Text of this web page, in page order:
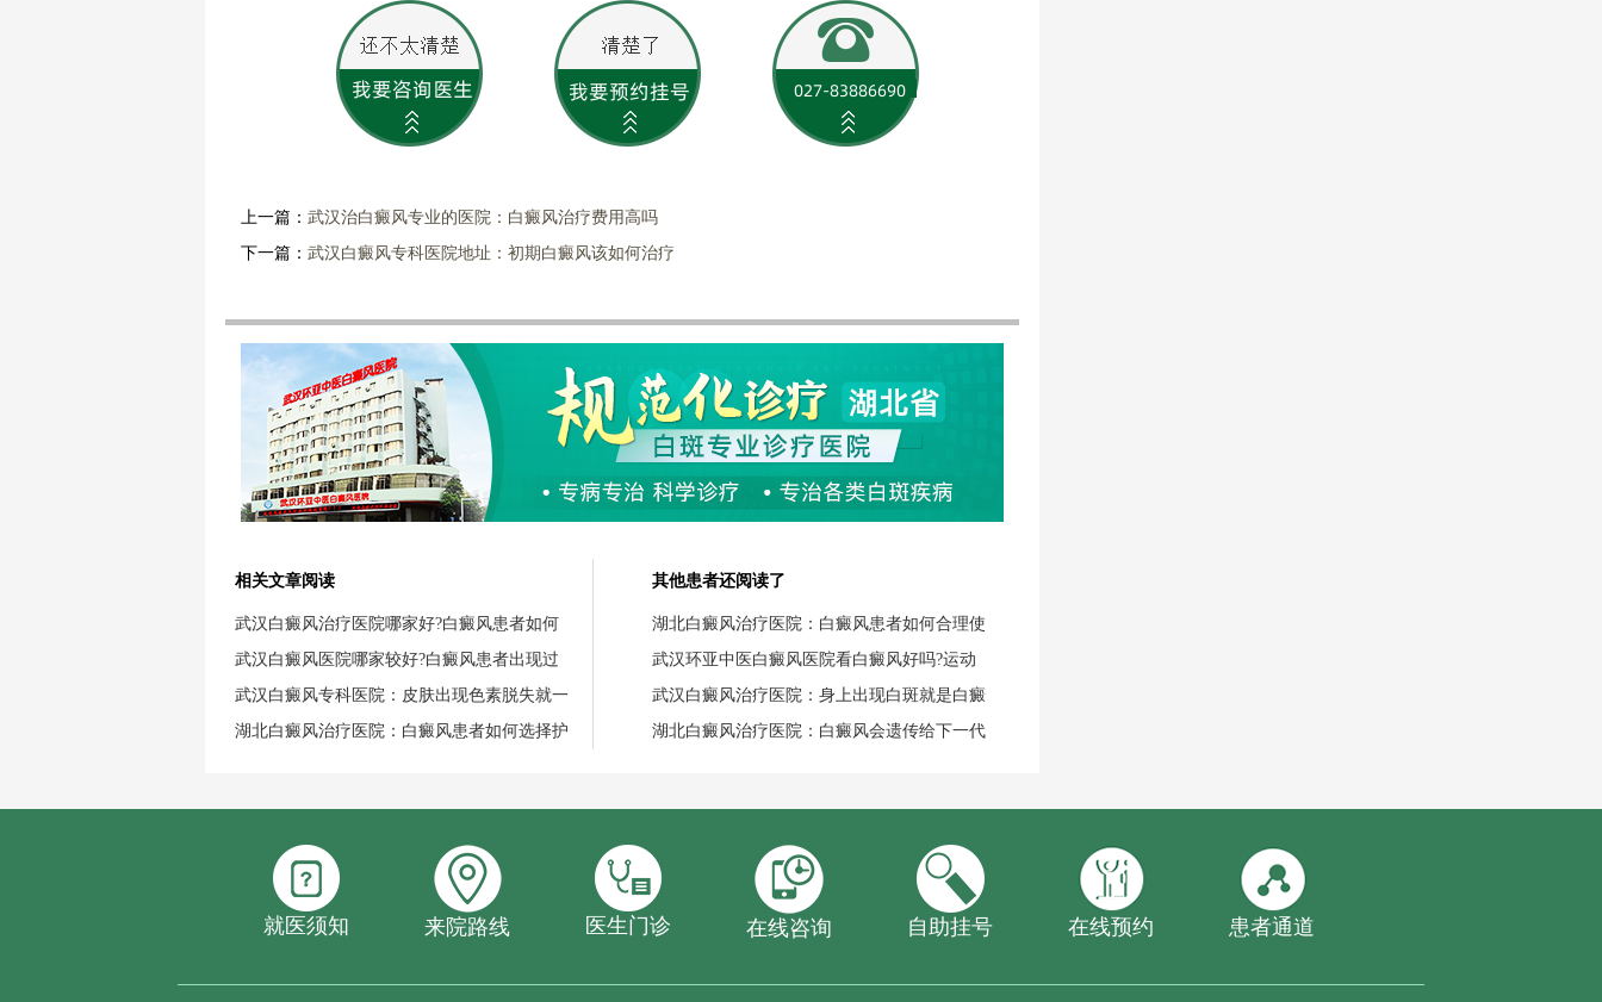
上一篇： 武汉治白癜风专业的医院：白癜风治疗费用高吗
下一篇： 武汉白癜风专科医院地址：初期白癜风该如何治疗
相关文章阅读
武汉白癜风治疗医院哪家好?白癜风患者如何
武汉白癜风医院哪家较好?白癜风患者出现过
武汉白癜风专科医院：皮肤出现色素脱失就一
湖北白癜风治疗医院：白癜风患者如何选择护
其他患者还阅读了
湖北白癜风治疗医院：白癜风患者如何合理使
武汉环亚中医白癜风医院看白癜风好吗?运动
武汉白癜风治疗医院：身上出现白斑就是白癜
湖北白癜风治疗医院：白癜风会遗传给下一代
就医须知 来院路线 医生门诊 在线咨询 自助挂号 在线预约 患者通道